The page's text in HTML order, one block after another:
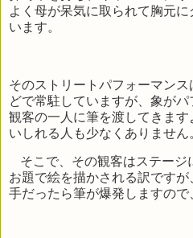
よく母が呆気に取られて胸元
います。
そのストリートパフォーマン
どで常駐していますが、象がパ
観客の一人に筆を渡してきます
いしれる人も少なくありません
そこで、その観客はステージ
お題で絵を描かされる訳です
手だったら筆が爆発しますので